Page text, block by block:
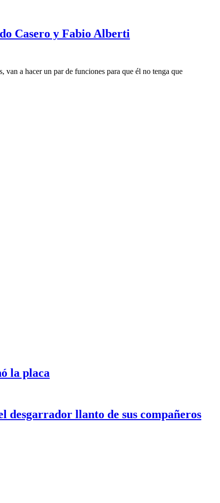
Casero y Fabio Alberti
van a hacer un par de funciones para que él no tenga que
la placa
desgarrador llanto de sus compañeros